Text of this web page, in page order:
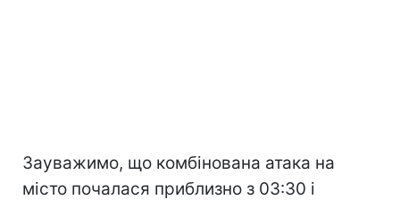
Зауважимо, що комбінована атака на
місто почалася приблизно з 03:30 і